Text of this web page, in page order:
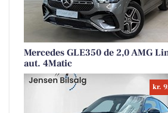
Mercedes GLE350 de 2,0 AMG
aut. 4Matic
kr.